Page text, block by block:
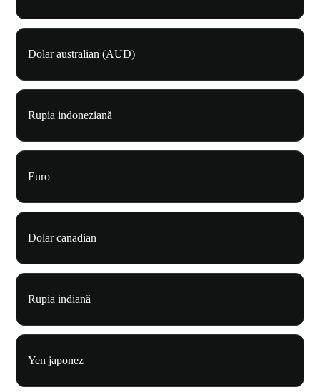
Dolar australian (AUD)
Rupia indoneziană
Euro
Dolar canadian
Rupia indiană
Yen japonez